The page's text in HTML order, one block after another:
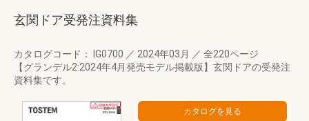
玄関ドア受発注資料集
カタログコード： IG0700 ／ 2024年03月 ／ 全220ページ
【グランデル2:2024年4月発売モデル掲載版】玄関ドアの受発注
資料集です。